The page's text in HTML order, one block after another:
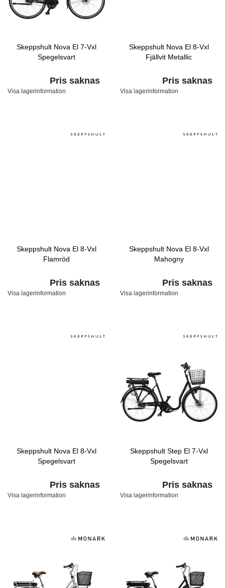
Skeppshult Nova El 7-Vxl
Spegelsvart
Pris saknas
Visa lagerinformation
Skeppshult Nova El 8-Vxl
Fjällvit Metallic
Pris saknas
Visa lagerinformation
Skeppshult Nova El 8-Vxl
Flamröd
Pris saknas
Visa lagerinformation
Skeppshult Nova El 8-Vxl
Mahogny
Pris saknas
Visa lagerinformation
Skeppshult Nova El 8-Vxl
Spegelsvart
Pris saknas
Visa lagerinformation
Skeppshult Step El 7-Vxl
Spegelsvart
Pris saknas
Visa lagerinformation